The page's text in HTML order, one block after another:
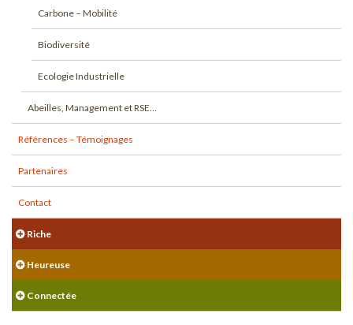
Carbone – Mobilité
Biodiversité
Ecologie Industrielle
Abeilles, Management et RSE…
Références – Témoignages
Partenaires
Contact
Riche
Heureuse
Connectée